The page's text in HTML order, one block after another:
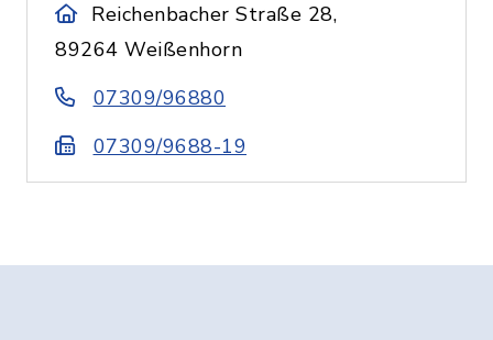
Reichenbacher Straße 28,
89264 Weißenhorn
07309/96880
07309/9688-19